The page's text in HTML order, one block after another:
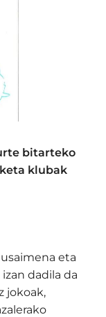
bitarteko
klubak
eta
dadila da
jokoak,